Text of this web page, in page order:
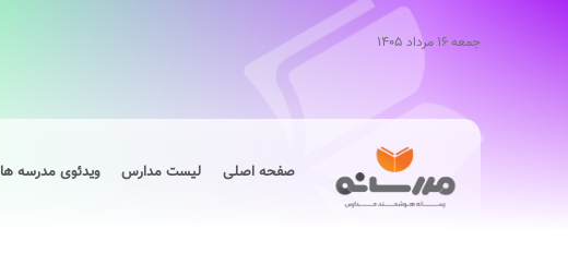
جمعه ۱۶ مرداد ۱۴۰۵
صفحه اصلی لیست مدارس ویدئوی مدرسه ها